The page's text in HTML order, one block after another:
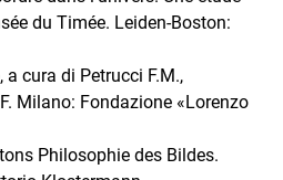
du Timée. Leiden-Boston:
cura di Petrucci F.M.,
Milano: Fondazione «Lorenzo
Philosophie des Bildes.